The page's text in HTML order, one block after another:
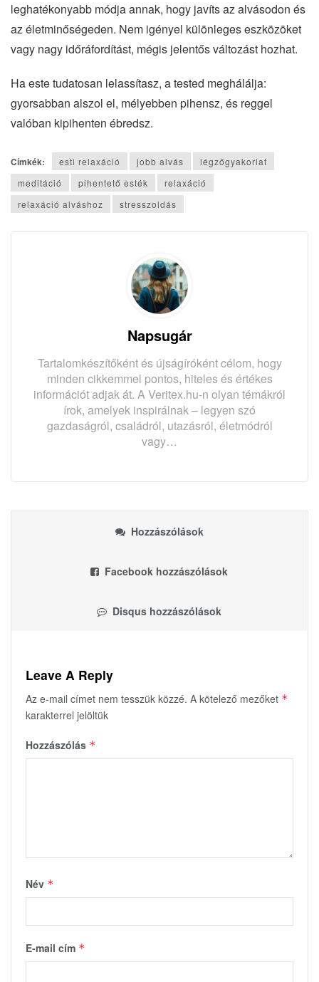
leghatékonyabb módja annak, hogy javíts az alvásodon és
az életminőségeden. Nem igényel különleges eszközöket
vagy nagy időráfordítást, mégis jelentős változást hozhat.
Ha este tudatosan lelassítasz, a tested meghálálja:
gyorsabban alszol el, mélyebben pihensz, és reggel
valóban kipihenten ébredsz.
Címkék: esti relaxáció jobb alvás
légzőgyakorlat
meditáció
pihentető esték
relaxáció
relaxáció alváshoz
stresszoldás
Napsugár
Tartalomkészítőként és újságíróként célom, hogy
minden cikkemmel pontos, hiteles és értékes
információt adjak át. A Veritex.hu-n olyan témákról
írok, amelyek inspirálnak – legyen szó
gazdaságról, családról, utazásról, életmódról
vagy…
Hozzászólások
Facebook hozzászólások
Disqus hozzászólások
Leave A Reply
Az e-mail címet nem tesszük közzé. A kötelező mezőket *
karakterrel jelöltük
Hozzászólás *
Név *
E-mail cím *